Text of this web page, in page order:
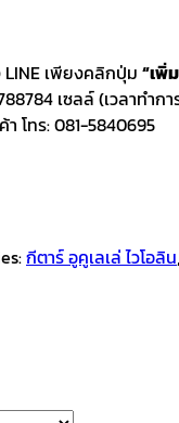
เพียงคลิกปุ่ม “เพิ่
เซลล์ (เวลาทำก
โทร: 081-5840695
กีตาร์ อูคูเลเล่ ไวโอลิน